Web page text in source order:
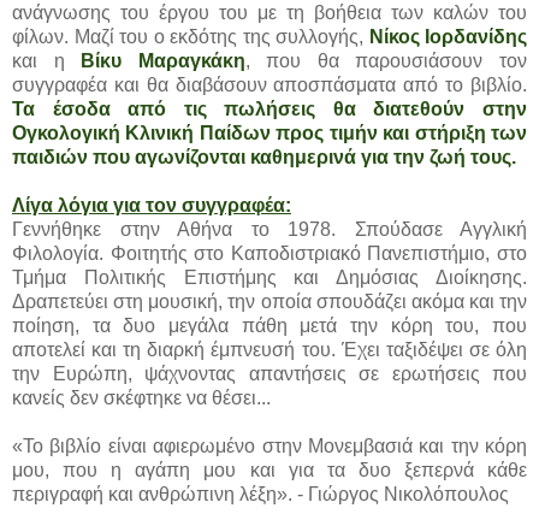
ανάγνωσης του έργου του με τη βοήθεια των καλών του
φίλων. Mαζί του ο εκδότης της συλλογής, Νίκος Ιορδανίδης
και η
Βίκυ Μαραγκάκη, που θα παρουσιάσουν τον
συγγραφέα και θα διαβάσουν αποσπάσματα από το βιβλίο.
Τα έσοδα από τις πωλήσεις θα διατεθούν στην
Ογκολογική Κλινική Παίδων προς τιμήν και στήριξη των
παιδιών που αγωνίζονται καθημερινά για την ζωή τους.
Λίγα λόγια για τον συγγραφέα:
Γεννήθηκε στην Αθήνα το 1978. Σπούδασε Αγγλική
Φιλολογία. Φοιτητής στο Καποδιστριακό Πανεπιστήμιο, στο
Τμήμα Πολιτικής Επιστήμης και Δημόσιας Διοίκησης.
Δραπετεύει στη μουσική, την οποία σπουδάζει ακόμα και την
ποίηση, τα δυο μεγάλα πάθη μετά την κόρη του, που
αποτελεί και τη διαρκή έμπνευσή του. Έχει ταξιδέψει σε όλη
την Ευρώπη, ψάχνοντας απαντήσεις σε ερωτήσεις που
κανείς δεν σκέφτηκε να θέσει...
«Το βιβλίο είναι αφιερωμένο στην Μονεμβασιά και την κόρη
μου, που η αγάπη μου και για τα δυο ξεπερνά κάθε
περιγραφή και ανθρώπινη λέξη». - Γιώργος Νικολόπουλος